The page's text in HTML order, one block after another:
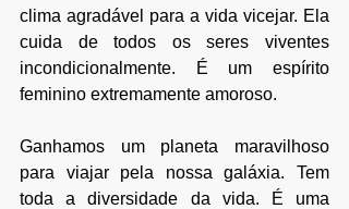
clima agradável para a vida vicejar. Ela
cuida de todos os seres viventes
incondicionalmente. É um espírito
feminino extremamente amoroso.
Ganhamos um planeta maravilhoso
para viajar pela nossa galáxia. Tem
toda a diversidade da vida. É uma